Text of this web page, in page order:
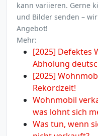
kann variieren. Gerne
und Bilder senden –
Angebot!
Mehr:
[2025] Defektes
Abholung
[2025]
Rekordzeit!
Wohnmobil
was lohnt sich
Was tun, wenn